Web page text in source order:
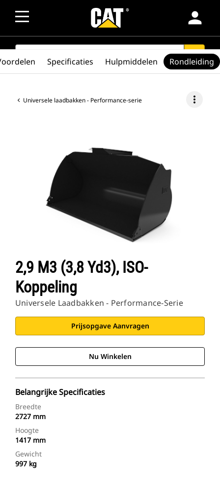
person
SEARCH search
Universele laadbakken - Performance-serie more_vert
2,9 M3 (3,8 Yd3), ISO-
Koppeling
Universele Laadbakken - Performance-Serie
Prijsopgave Aanvragen
Nu Winkelen
Belangrijke Specificaties
Breedte
2727 mm
Hoogte
1417 mm
Gewicht
997 kg
Specificaties Hulpmiddelen Rondleiding